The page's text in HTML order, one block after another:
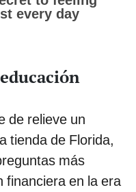
de relieve un
tienda de Florida,
más
financiera en la era